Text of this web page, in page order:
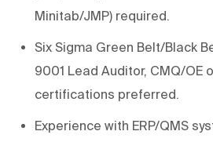
Minitab/JMP) required.
Six Sigma Green Belt/Black
9001 Lead Auditor, CMQ/OE
certifications preferred.
Experience with ERP/QMS